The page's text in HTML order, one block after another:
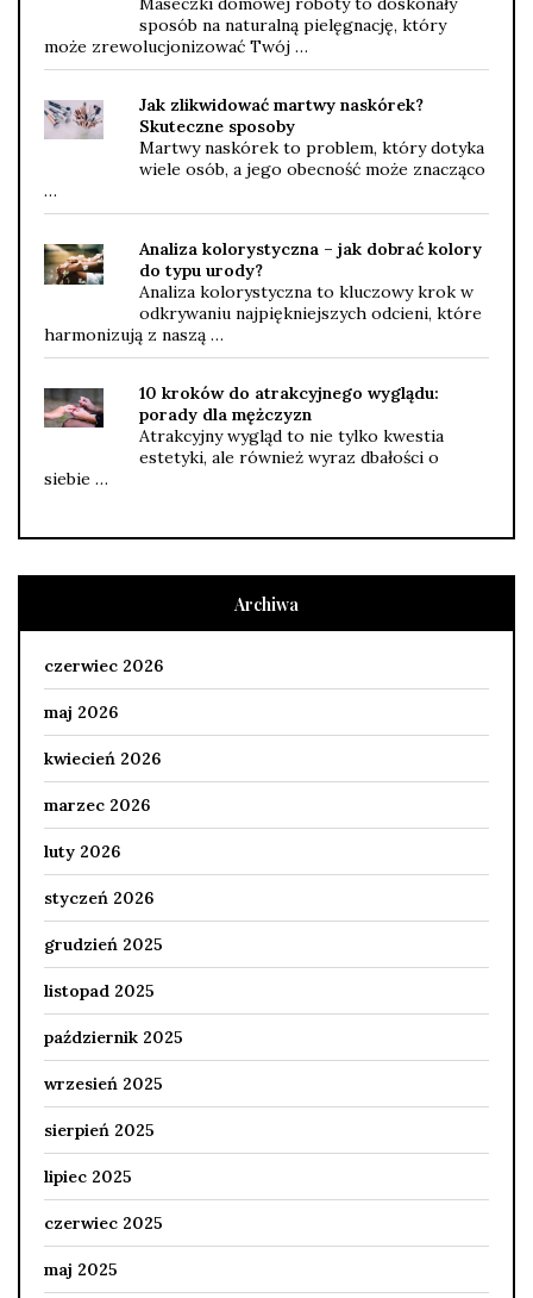
sposób na naturalną pielęgnację, który
może zrewolucjonizować Twój …
Jak zlikwidować martwy naskórek?
Skuteczne sposoby
Martwy naskórek to problem, który dotyka
wiele osób, a jego obecność może znacząco
…
Analiza kolorystyczna – jak dobrać kolory
do typu urody?
Analiza kolorystyczna to kluczowy krok w
odkrywaniu najpiękniejszych odcieni, które
harmonizują z naszą …
10 kroków do atrakcyjnego wyglądu:
porady dla mężczyzn
Atrakcyjny wygląd to nie tylko kwestia
estetyki, ale również wyraz dbałości o
siebie …
Archiwa
czerwiec 2026
maj 2026
kwiecień 2026
marzec 2026
luty 2026
styczeń 2026
grudzień 2025
listopad 2025
październik 2025
wrzesień 2025
sierpień 2025
lipiec 2025
czerwiec 2025
maj 2025